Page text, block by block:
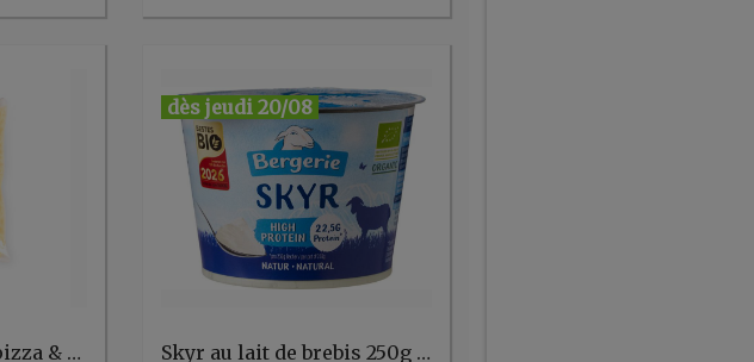
Mozzarella râpée pizza & gratin 150g Bastiaansen
dès jeudi 20/08
Skyr au lait de brebis 250g 22,5g protéiné Bergerie